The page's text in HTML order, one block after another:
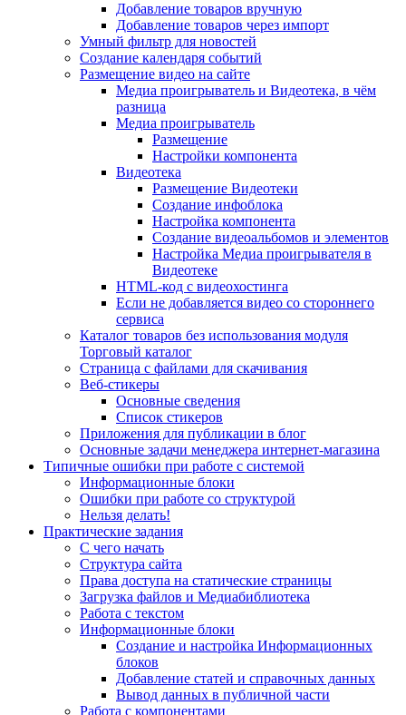
Добавление товаров вручную
Добавление товаров через импорт
Умный фильтр для новостей
Создание календаря событий
Размещение видео на сайте
Медиа проигрыватель и Видеотека, в чём
разница
Медиа проигрыватель
Размещение
Настройки компонента
Видеотека
Размещение Видеотеки
Создание инфоблока
Настройка компонента
Создание видеоальбомов и элементов
Настройка Медиа проигрывателя в
Видеотеке
HTML-код с видеохостинга
Если не добавляется видео со стороннего
сервиса
Каталог товаров без использования модуля
Торговый каталог
Страница с файлами для скачивания
Веб-стикеры
Основные сведения
Список стикеров
Приложения для публикации в блог
Основные задачи менеджера интернет-магазина
Типичные ошибки при работе с системой
Информационные блоки
Ошибки при работе со структурой
Нельзя делать!
Практические задания
С чего начать
Структура сайта
Права доступа на статические страницы
Загрузка файлов и Медиабиблиотека
Работа с текстом
Информационные блоки
Создание и настройка Информационных
блоков
Добавление статей и справочных данных
Вывод данных в публичной части
Работа с компонентами